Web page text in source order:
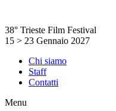
contenuto
38° Trieste Film Festival
15 > 23 Gennaio 2027
Chi siamo
Staff
Contatti
Menu